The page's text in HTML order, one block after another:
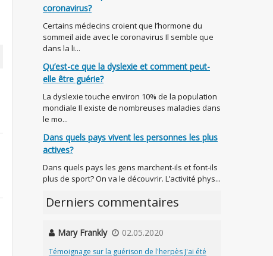
coronavirus?
Certains médecins croient que l’hormone du
sommeil aide avec le coronavirus Il semble que
dans la li...
Qu’est-ce que la dyslexie et comment peut-
elle être guérie?
La dyslexie touche environ 10% de la population
mondiale Il existe de nombreuses maladies dans
le mo...
Dans quels pays vivent les personnes les plus
actives?
Dans quels pays les gens marchent-ils et font-ils
plus de sport? On va le découvrir. L’activité phys...
Derniers commentaires
Mary Frankly 02.05.2020
Témoignage sur la guérison de l'herpès J'ai été